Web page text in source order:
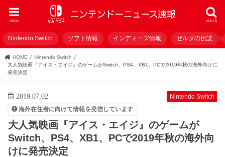
search
menu
Nintendo Switch ソフト情報 インディーズ情報 ゼルダの伝説
HOME
Nintendo Switch
大人気映画『アイス・エイジ』のゲームがSwitch、PS4、XB1、PCで2019年秋の海外向けに
発売決定
Nintendo Switch
2019.07.02
海外在住者に向けて情報を発信しています
大人気映画『アイス・エイジ』のゲームが
Switch、PS4、XB1、PCで2019年秋の海外向
けに発売決定